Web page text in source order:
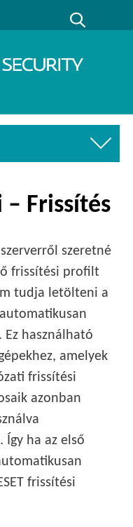
– Frissítés
szeretné
frissítési profilt
tudja letölteni a
használható
amelyek
frissítési
azonban
Így ha az első
frissítési